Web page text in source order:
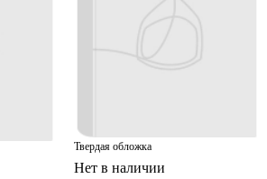
Твердая обложка
Нет в наличии